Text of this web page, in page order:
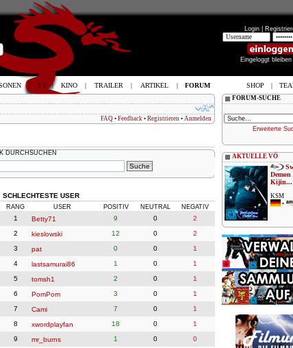
Login |
Eingeloggt bleiben
FAQ • Feedback • Registrieren • Anmelden
DURCHSUCHEN
SCHLECHTESTE USER
RANG USER POSITIV NEUTRAL NEGATIV
1 Betty71 9 0
2
2
kieslowski 12 0
2
3
pat 0 0
1
4
lastsamurai86 1 0
1
5
tomsh1 2 0
1
6
PomPom 3 0
1
7
Cami 7 0
1
8
xwordplayfan 18 0
1
9
mr_burns 1 0
0
FORUM-SUCHE
Erweiterte
AKTUELLE VÖ
Kijin...
KSM
•
| TV | KINO | TRAILER | ARTIKEL | FORUM SHOP |